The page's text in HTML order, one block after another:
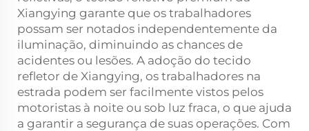
Xiangying garante que os trabalhadores
possam ser notados independentemente da
iluminação, diminuindo as chances de
acidentes ou lesões. A adoção do tecido
refletor de Xiangying, os trabalhadores na
estrada podem ser facilmente vistos pelos
motoristas à noite ou sob luz fraca, o que ajuda
a garantir a segurança de suas operações. Com